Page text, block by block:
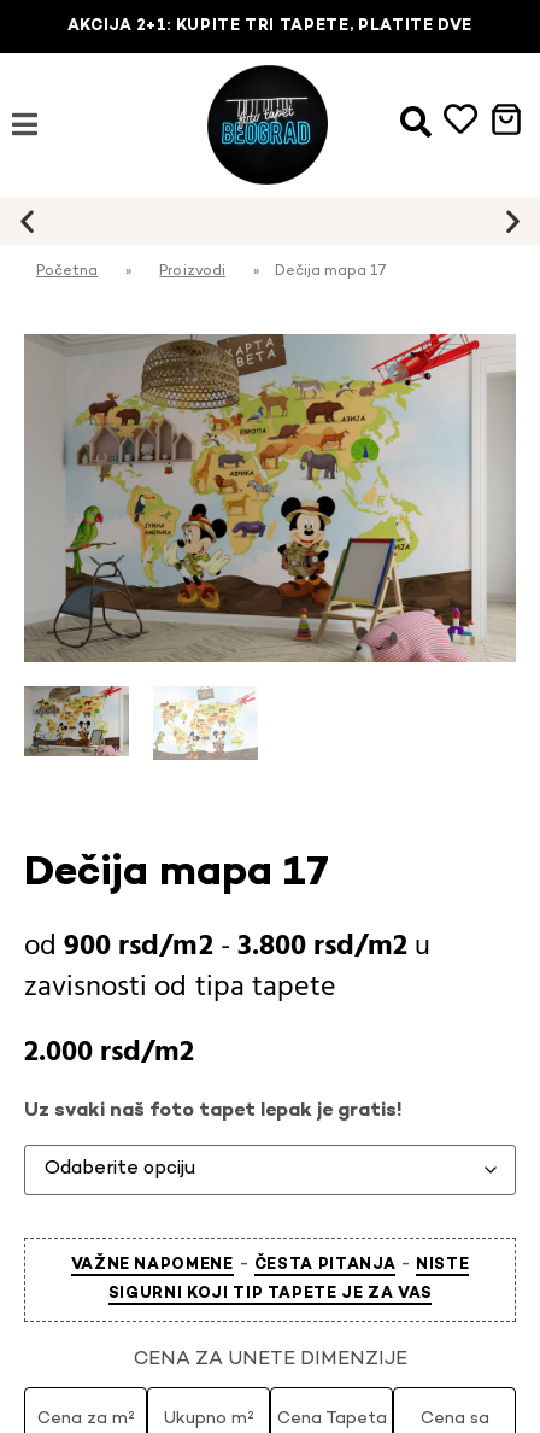
AKCIJA 2+1: KUPITE TRI TAPETE, PLATITE DVE
Početna » Proizvodi » Dečija mapa 17
Dečija mapa 17
900rsd -3.800rsd
u
zavisnosti od tipa tapete
2.000rsd
Uz svaki naš foto tapet lepak je gratis!
VAŽNE NAPOMENE - ČESTA PITANJA - NISTE
SIGURNI KOJI TIP TAPETE JE ZA VAS
CENA ZA UNETE DIMENZIJE
Cena za m² Ukupno m² Cena Tapeta
Cena sa